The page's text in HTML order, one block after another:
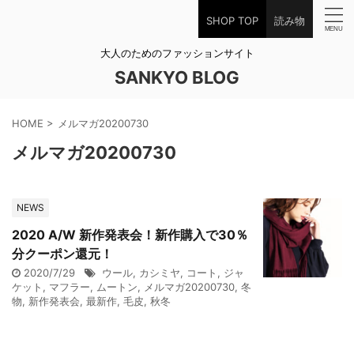
SHOP TOP 読み物
大人のためのファッションサイト
SANKYO BLOG
HOME > メルマガ20200730
メルマガ20200730
NEWS
2020 A/W 新作発表会！新作購入で30％
分クーポン還元！
2020/7/29 ウール, カシミヤ, コート , ジャ
ケット , マフラー, ムートン, メルマガ20200730, 冬
物, 新作発表会, 最新作, 毛皮, 秋冬